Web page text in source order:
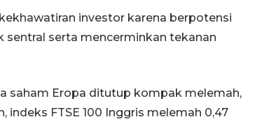
investor karena berpotensi
sentral serta mencerminkan tekanan
saham Eropa ditutup kompak melemah,
indeks FTSE 100 Inggris melemah 0,47